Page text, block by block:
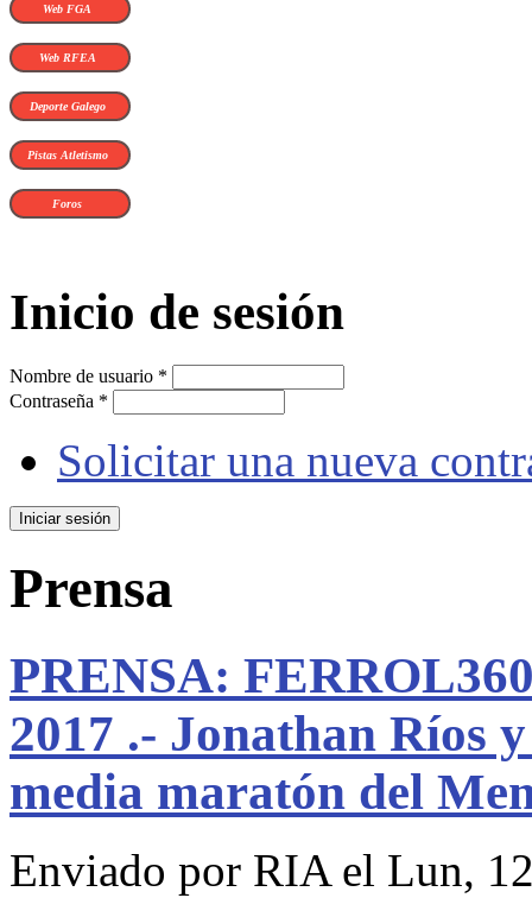
Web FGA
Web RFEA
Deporte Galego
Pistas Atletismo
Foros
Inicio de sesión
Nombre de usuario *
Contraseña *
Solicitar una nueva
Prensa
PRENSA:
2017 .- Jonathan Ríos
media maratón del
Enviado por RIAel Lun,